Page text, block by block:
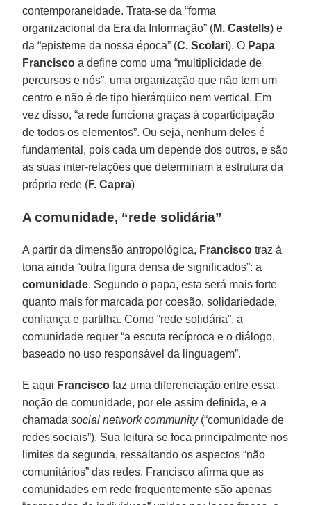
contemporaneidade. Trata-se da “forma
organizacional da Era da Informação” (M. Castells) e
da “episteme da nossa época” (C. Scolari). O Papa
Francisco a define como uma “multiplicidade de
percursos e nós”, uma organização que não tem um
centro e não é de tipo hierárquico nem vertical. Em
vez disso, “a rede funciona graças à coparticipação
de todos os elementos”. Ou seja, nenhum deles é
fundamental, pois cada um depende dos outros, e são
as suas inter-relações que determinam a estrutura da
própria rede (F. Capra)
A comunidade, “rede solidária”
A partir da dimensão antropológica, Francisco traz à
tona ainda “outra figura densa de significados”: a
comunidade. Segundo o papa, esta será mais forte
quanto mais for marcada por coesão, solidariedade,
confiança e partilha. Como “rede solidária”, a
comunidade requer “a escuta recíproca e o diálogo,
baseado no uso responsável da linguagem”.
E aqui Francisco faz uma diferenciação entre essa
noção de comunidade, por ele assim definida, e a
chamadasocial network community(“comunidade de
redes sociais”). Sua leitura se foca principalmente nos
limites da segunda, ressaltando os aspectos “não
comunitários” das redes. Francisco afirma que as
comunidades em rede frequentemente são apenas